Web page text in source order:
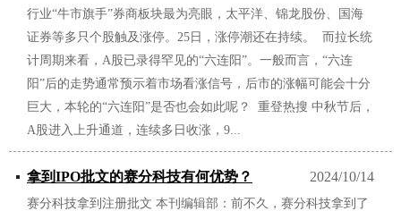
行业“牛市旗手”券商板块最为亮眼，太平洋、锦龙股份、国海
证券等多只个股触及涨停。25日，涨停潮还在持续。 而拉长统
计周期来看，A股已录得罕见的“六连阳”。一般而言，‌“六连
阳”后的走势通常预示着市场看涨信号，后市的涨幅可能会十分
巨大，本轮的“六连阳”是否也会如此呢？ 重登热搜 中秋节后，
A股进入上升通道，连续多日收涨，9...
拿到IPO批文的赛分科技有何优势？ 2024/10/14
赛分科技拿到注册批文 本刊编辑部：前不久，赛分科技拿到了